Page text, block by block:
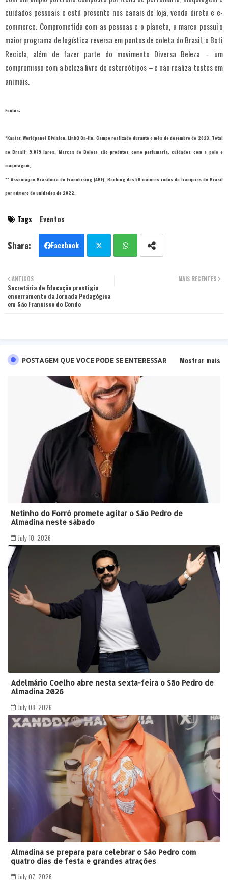
cuidados pessoais e está presente nos canais de loja, venda direta e e-
commerce. Comprometida com as pessoas e o planeta, a marca possui o
maior programa de logística reversa em pontos de coleta do Brasil, o Boti
Recicla, além de fazer parte do movimento Diversa Beleza – um
compromisso com a beleza livre de estereótipos – e não realiza testes em
animais.
Fontes:
*Kantar, Worldpanel Division, LinkQ On-lin. Campo realizado durante o mês de dezembro de 2023. Total
no Brasil: 9.079 lares. Marcas de Beleza são produtos como perfumaria, cuidados com a pele e
maquiagem;
** Associação Brasileira de Franchising (ABF). Ranking das 50 maiores redes de franquias do Brasil
por número de unidades de 2022.
Tags Eventos
Facebook
ter
MAIS RECENTES
ANTIGOS
Secretária de Educação prestigia
encerramento da Jornada Pedagógica
em São Francisco do Conde
POSTAGEM QUE VOCE PODE SE ENTERESSAR Mostrar mais
Netinho do Forró promete agitar o São Pedro de
Almadina neste sábado
July 10, 2026
Adelmário Coelho abre nesta sexta-feira o São Pedro de
Almadina 2026
July 08, 2026
Almadina se prepara para celebrar o São Pedro com
quatro dias de festa e grandes atrações
July 07, 2026